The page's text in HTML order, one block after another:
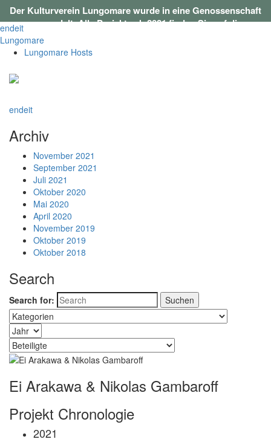
Der Kulturverein Lungomare wurde in eine Genossenschaft
umgewandelt. Alle Projekte ab 2021 finden Sie aufdieser
endeit
Lungomare
Lungomare Hosts
endeit
Archiv
November 2021
September 2021
Juli 2021
Oktober 2020
Mai 2020
April 2020
November 2019
Oktober 2019
Oktober 2018
Search
Search for:
Ei Arakawa & Nikolas Gambaroff
Projekt Chronologie
2021